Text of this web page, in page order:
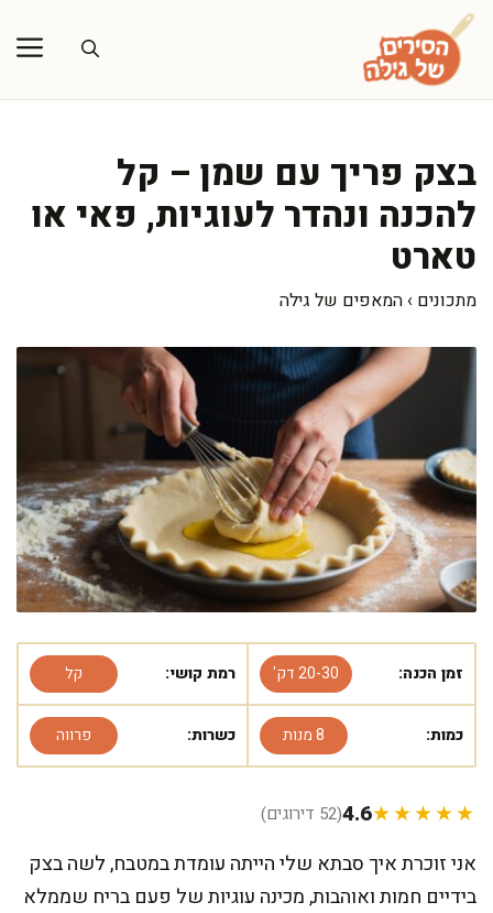
לדלג
לתוכן
בצק פריך עם שמן – קל
להכנה ונהדר לעוגיות, פאי או
טארט
מתכונים › המאפים של גילה
זמן הכנה: 20-30 דק' רמת קושי: קל
כמות: 8 מנות כשרות: פרווה
★★★★★
4.6(52 דירוגים)
אני זוכרת איך סבתא שלי הייתה עומדת במטבח, לשה בצק
בידיים חמות ואוהבות, מכינה עוגיות של פעם בריח שממלא